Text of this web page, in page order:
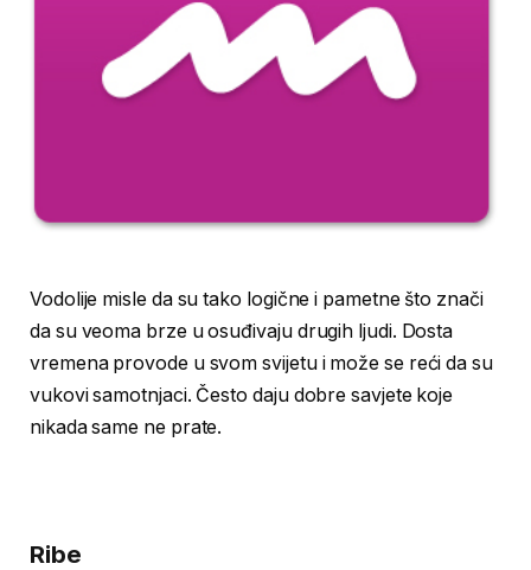
Vodolije misle da su tako logične i pametne što znači
da su veoma brze u osuđivaju drugih ljudi. Dosta
vremena provode u svom svijetu i može se reći da su
vukovi samotnjaci. Često daju dobre savjete koje
nikada same ne prate.
Ribe